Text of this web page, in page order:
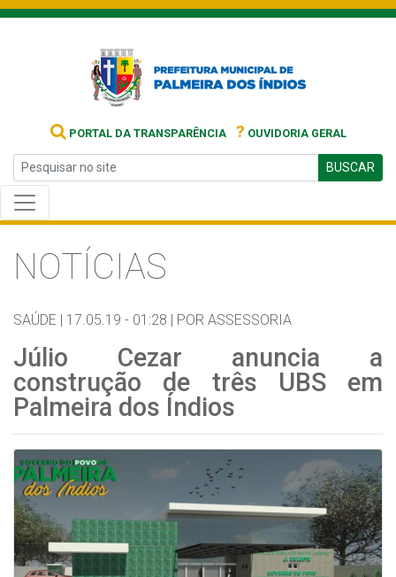
PORTAL DA TRANSPARÊNCIA ? OUVIDORIA GERAL
BUSCAR
NOTÍCIAS
SAÚDE | 17.05.19 - 01:28 | POR ASSESSORIA
Júlio Cezar anuncia a
construção de três UBS em
Palmeira dos Índios